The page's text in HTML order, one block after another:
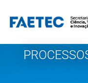
Pular
conteúdo